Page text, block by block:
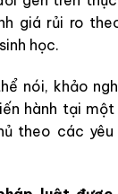
giá rủi ro
học.
nói, khảo
hành tại
theo các yêu